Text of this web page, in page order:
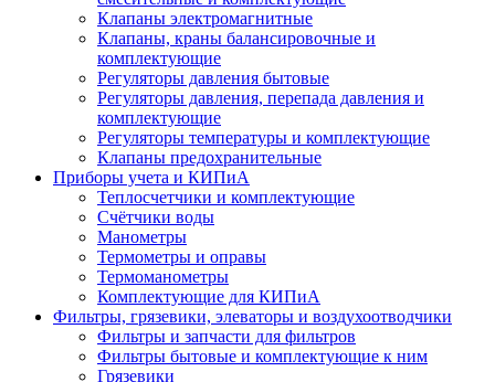
Клапаны электромагнитные
Клапаны, краны балансировочные и
комплектующие
Регуляторы давления бытовые
Регуляторы давления, перепада давления и
комплектующие
Регуляторы температуры и комплектующие
Клапаны предохранительные
Приборы учета и КИПиА
Теплосчетчики и комплектующие
Счётчики воды
Манометры
Термометры и оправы
Термоманометры
Комплектующие для КИПиА
Фильтры, грязевики, элеваторы и воздухоотводчики
Фильтры и запчасти для фильтров
Фильтры бытовые и комплектующие к ним
Грязевики